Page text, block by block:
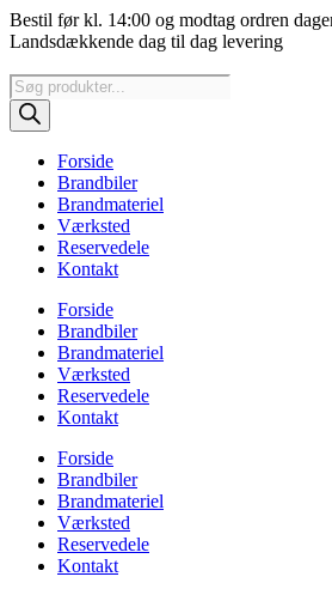
Videre
til
Bestil før kl. 14:00 og modtag ordren
Landsdækkende dag til dag levering
Products
search
Forside
Brandbiler
Brandmateriel
Værksted
Reservedele
Kontakt
Forside
Brandbiler
Brandmateriel
Værksted
Reservedele
Kontakt
Forside
Brandbiler
Brandmateriel
Værksted
Reservedele
Kontakt